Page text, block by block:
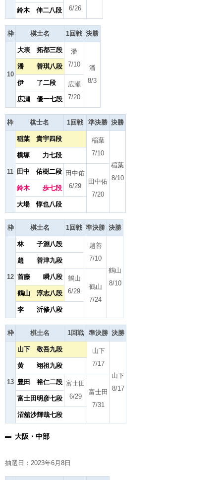
6/26
鈴木 伸二八段
枠 棋士名 1回戦 決勝
10
大表 拓都三段
潘
7/10
潘
8/3
潘 善琪八段
伊 了二段
広瀬
7/20
広瀬 優一七段
枠 棋士名 1回戦 準決勝 決勝
11
稲葉 貴宇四段
稲葉
7/10
稲葉
8/10
横塚 力七段
田中 佑樹二段 田中佑
6/29
田中佑
7/20
鈴木 歩七段
大場 惇也八段
枠 棋士名 1回戦 準決勝 決勝
12
林 子淵八段
趙善
7/10
鶴山
8/10
趙 善津九段
首藤 瞬八段
鶴山
6/29
鶴山
7/24
鶴山 淳志八段
李 沂修八段
枠 棋士名 1回戦 準決勝 決勝
13
山下 敬吾九段
山下
7/17
山下
8/17
黄 翊祖九段
豊田 裕仁二段 富士田
6/29
富士田
7/31
富士田明彦七段
沼舘沙輝哉七段
大阪・中部
抽選日：2023年6月8日